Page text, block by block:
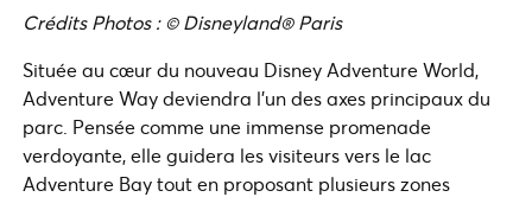
Crédits Photos : © Disneyland® Paris
Située au cœur du nouveau Disney Adventure World,
Adventure Way deviendra l’un des axes principaux du
parc. Pensée comme une immense promenade
verdoyante, elle guidera les visiteurs vers le lac
Adventure Bay tout en proposant plusieurs zones